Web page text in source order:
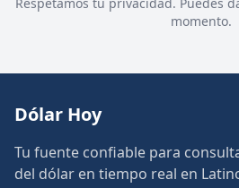
momento.
Dólar Hoy
Tu fuente confiable para
del dólar en tiempo real en